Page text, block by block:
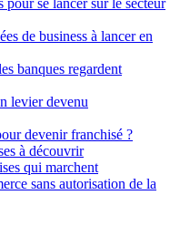
se lancer sur le secteur
de business à lancer en
banques regardent
levier devenu
devenir franchisé ?
à découvrir
qui marchent
sans autorisation de la